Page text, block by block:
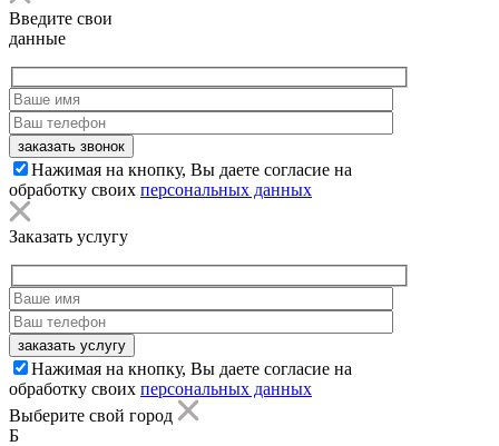
Введите свои
данные
заказать звонок
Нажимая на кнопку, Вы даете согласие на
обработку своих персональных данных
Заказать услугу
заказать услугу
Нажимая на кнопку, Вы даете согласие на
обработку своих персональных данных
Выберите свой город
Б